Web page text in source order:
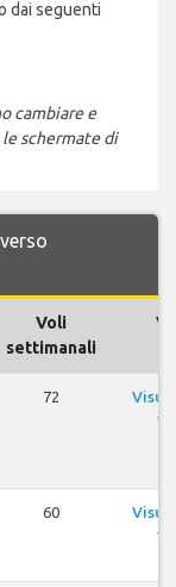
dai seguenti
cambiare e
schermate di
Voli
settimanali
72
60